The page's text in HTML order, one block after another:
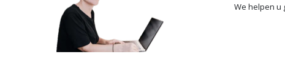
We helpen u